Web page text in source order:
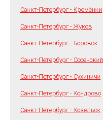
Санкт-Петербург - Кремёнки
Санкт-Петербург - Жуков
Санкт-Петербург - Боровск
Санкт-Петербург - Сосенский
Санкт-Петербург - Сухиничи
Санкт-Петербург - Кондрово
Санкт-Петербург - Козельск